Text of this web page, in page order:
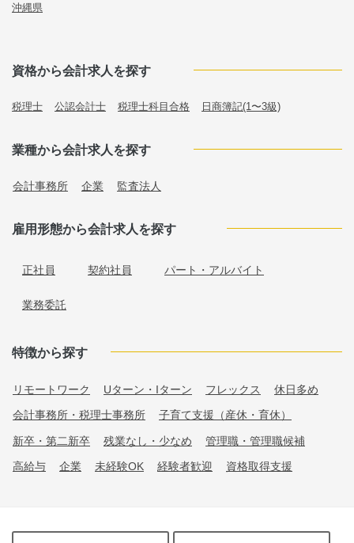
沖縄県
資格から会計求人を探す
税理士 公認会計士 税理士科目合格 日商簿記(1〜3級)
業種から会計求人を探す
会計事務所 企業 監査法人
雇用形態から会計求人を探す
正社員 契約社員 パート・アルバイト
業務委託
特徴から探す
リモートワーク Uターン・Iターン フレックス 休日多め
会計事務所・税理士事務所 子育て支援（産休・育休）
新卒・第二新卒 残業なし・少なめ 管理職・管理職候補
高給与 企業 未経験OK 経験者歓迎 資格取得支援